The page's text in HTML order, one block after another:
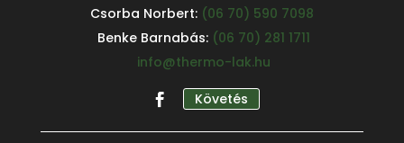
Csorba Norbert: (06 70) 590 7098
Benke Barnabás: (06 70) 281 1711
info@thermo-lak.hu
Követés